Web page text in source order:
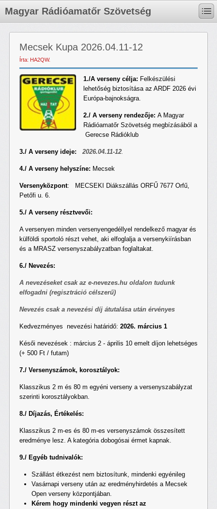
Magyar Rádióamatőr Szövetség
Mecsek Kupa 2026.04.11-12
Írta: HA2QW.
1./A verseny célja: Felkészülési
lehetőség biztosítása az ARDF 2026 évi
Európa-bajnokságra.
2./ A verseny rendezője: A Magyar
Rádióamatőr Szövetség megbízásából a
Gerecse Rádióklub
3./ A verseny ideje: 2026.04.11-12.
4./ A verseny helyszíne: Mecsek
Versenyközpont: MECSEKI Diákszállás ORFŰ 7677 Orfű,
Petőfi u. 6.
5./ A verseny résztvevői:
A versenyen minden versenyengedéllyel rendelkező magyar és
külföldi sportoló részt vehet, aki elfoglalja a versenykiírásban
és a MRASZ versenyszabályzatban foglaltakat.
6./ Nevezés:
A nevezéseket csak az e-nevezes.hu oldalon tudunk
elfogadni (regisztráció célszerű)
Nevezés csak a nevezési díj átutalása után érvényes
Kedvezményes nevezési határidő: 2026. március 1
Késői nevezések : március 2 - április 10 emelt díjon lehetséges
(+ 500 Ft / futam)
7./ Versenyszámok, korosztályok:
Klasszikus 2 m és 80 m egyéni verseny a versenyszabályzat
szerinti korosztályokban.
8./ Díjazás, Értékelés:
Klasszikus 2 m-es és 80 m-es versenyszámok összesített
eredménye lesz. A kategória dobogósai érmet kapnak.
9./ Egyéb tudnivalók:
Szállást étkezést nem biztosítunk, mindenki egyénileg
Vasárnapi verseny után az eredményhirdetés a Mecsek
Open verseny központjában.
Kérem hogy mindenki vegyen részt az